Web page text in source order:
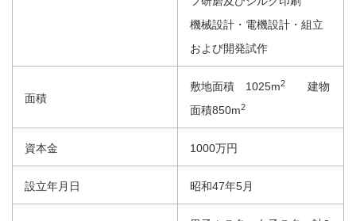
機械設計・電機設計・組立
および開発試作
面積
敷地面積 1025m2
建物
面積850m2
資本金 1000万円
設立年月日 昭和47年5月